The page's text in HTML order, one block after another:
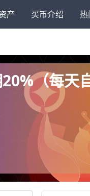
产 买币介绍
（每天